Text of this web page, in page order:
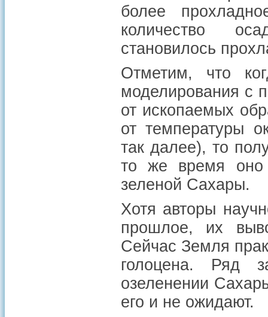
более
количество
становилось
Отметим, что
моделирования с
от ископаемых
от температуры
так далее), то
то же время
зеленой Сахары.
Хотя авторы
прошлое, их
Сейчас Земля
голоцена. Ряд
озеленении
его и не ожидают.